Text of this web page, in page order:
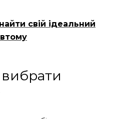
свій ідеальний